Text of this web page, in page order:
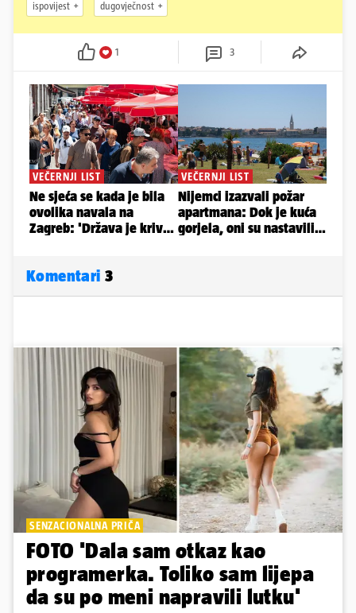
ispovijest dugovječnost
1 3
Komentari 3
SENZACIONALNA PRIČA
FOTO 'Dala sam otkaz kao
programerka. Toliko sam lijepa
da su po meni napravili lutku'